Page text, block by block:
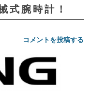
式腕時計！
コメントを投稿する